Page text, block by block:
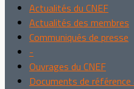
Actualités du CNEF
Actualités des membres
Communiqués de presse
-
Ouvrages du CNEF
Documents de